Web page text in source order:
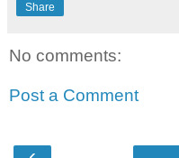
Share
No comments:
Post a Comment